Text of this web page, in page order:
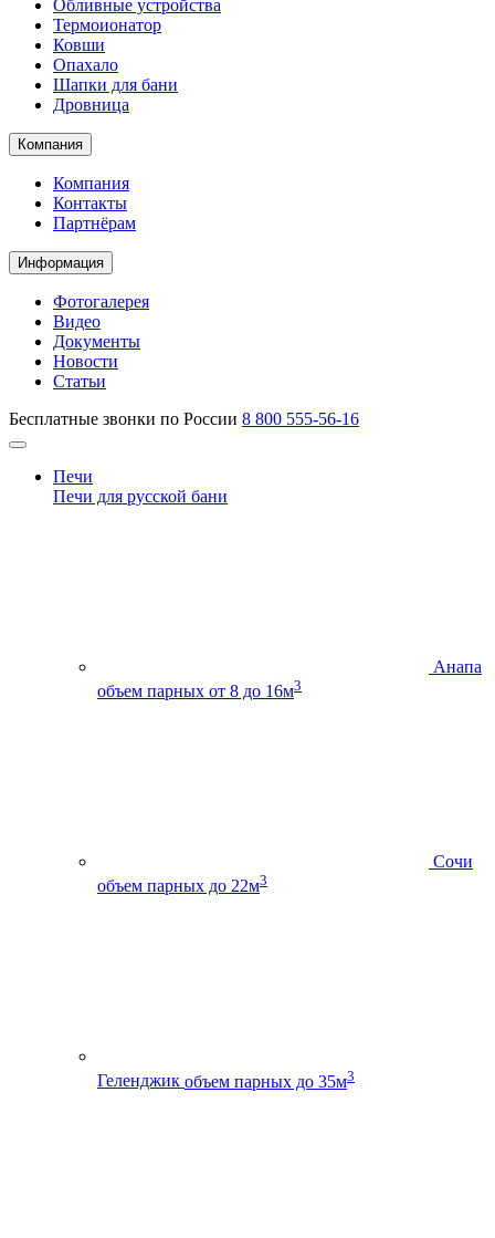
Обливные устройства
Термоионатор
Ковши
Опахало
Шапки для бани
Дровница
Компания
Компания
Контакты
Партнёрам
Информация
Фотогалерея
Видео
Документы
Новости
Статьи
Бесплатные звонки по России 8 800 555-56-16
Печи
Печи для русской бани
Анапа
объем парных от 8 до 16м3
Сочи
объем парных до 22м3
Геленджик объем парных до 35м3